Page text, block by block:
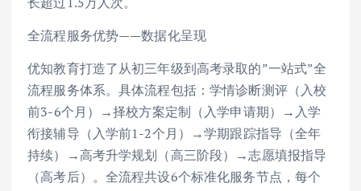
全流程服务优势——数据化呈现
优知教育打造了从初三年级到高考录取的”一站式”全
流程服务体系。具体流程包括：学情诊断测评（入校
前3-6个月）→择校方案定制（入学申请期）→入学
衔接辅导（入学前1-2个月）→学期跟踪指导（全年
持续）→高考升学规划（高三阶段）→志愿填报指导
（高考后）。全流程共设6个标准化服务节点，每个